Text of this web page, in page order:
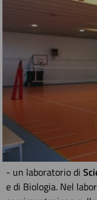
- un laboratorio di
e di Biologia. Nel